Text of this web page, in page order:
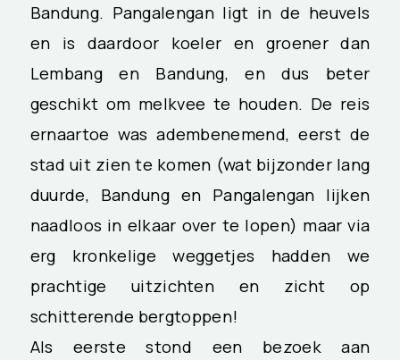
Bandung. Pangalengan ligt in de heuvels
en is daardoor koeler en groener dan
Lembang en Bandung, en dus beter
geschikt om melkvee te houden. De reis
ernaartoe was adembenemend, eerst de
stad uit zien te komen (wat bijzonder lang
duurde, Bandung en Pangalengan lijken
naadloos in elkaar over te lopen) maar via
erg kronkelige weggetjes hadden we
prachtige uitzichten en zicht op
schitterende bergtoppen!
Als eerste stond een bezoek aan